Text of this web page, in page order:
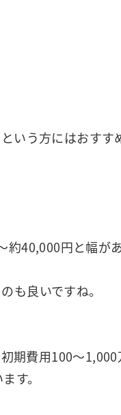
いう方にはおすす
約40,000円と幅が
も良いですね。
期費用100～1,000
す。